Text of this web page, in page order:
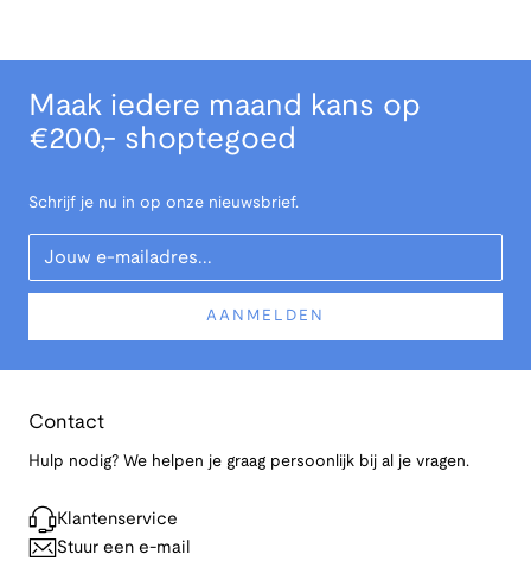
Maak iedere maand kans op
€200,- shoptegoed
Schrijf je nu in op onze nieuwsbrief.
Your Email
AANMELDEN
Contact
Hulp nodig? We helpen je graag persoonlijk bij al je vragen.
Klantenservice
Stuur een e-mail